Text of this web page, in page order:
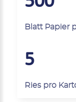
Blatt Papier
5
Ries pro